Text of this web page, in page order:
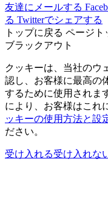
友達にメールする
る Twitterでシェアする
トップに戻る ページト
ブラックアウト
クッキーは、当社のウ
認し、お客様に最高の
するために使用されま
により、お客様はこれ
ッキーの使用方法と設
ださい。
受け入れる受け入れな